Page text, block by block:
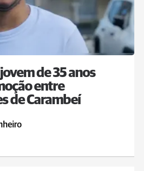
de 35 anos
entre
de Carambeí